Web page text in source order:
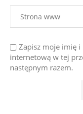
Zapisz moje imię
internetową w tej
następnym razem.